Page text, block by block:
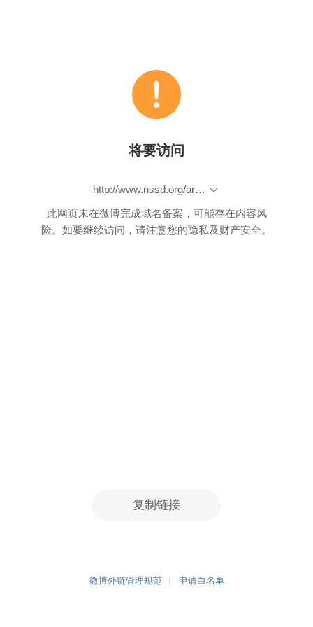
将要访问
http://www.nssd.org/articles/article_detail.aspx?id=1002247180
此网页未在微博完成域名备案，可能存在内容风
险。如要继续访问，请注意您的隐私及财产安全。
复制链接
微博外链管理规范 申请白名单